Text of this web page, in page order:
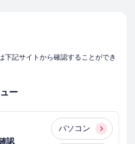
下記サイトから確認することができ
ー
認
パソコン